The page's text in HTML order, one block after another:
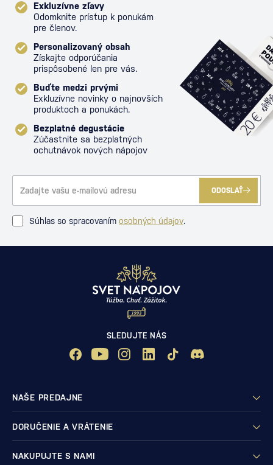
Exkluzívne zľavy
Odomknite prístup k ponukám
pre členov.
Personalizovaný obsah
Získajte odporúčania
prispôsobené len pre vás.
Buďte medzi prvými
Exkluzívne novinky o najnovších
produktoch a ponukách.
Bezplatné degustácie
Zúčastnite sa bezplatných
ochutnávok nových nápojov
ODOSLAŤ
Súhlas so spracovaním osobných údajov.
SLEDUJTE NÁS
NAŠE PREDAJNE
DORUČENIE A VRÁTENIE
NAKUPUJTE S NAMI